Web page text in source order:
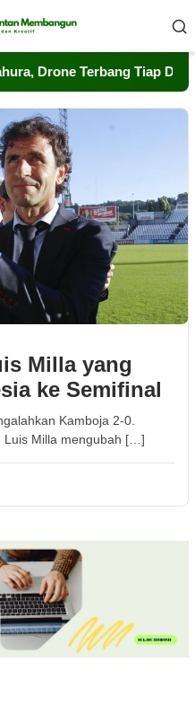
Terbang Tiap Dua Jam
Milla yang
ke Semifinal
Kamboja 2-0.
Luis Milla mengubah […]